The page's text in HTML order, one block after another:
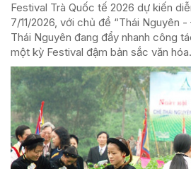
Festival Trà Quốc tế 2026 dự kiến
7/11/2026, với chủ đề “Thái Nguyên
Thái Nguyên đang đẩy nhanh công
một kỳ Festival đậm bản sắc văn